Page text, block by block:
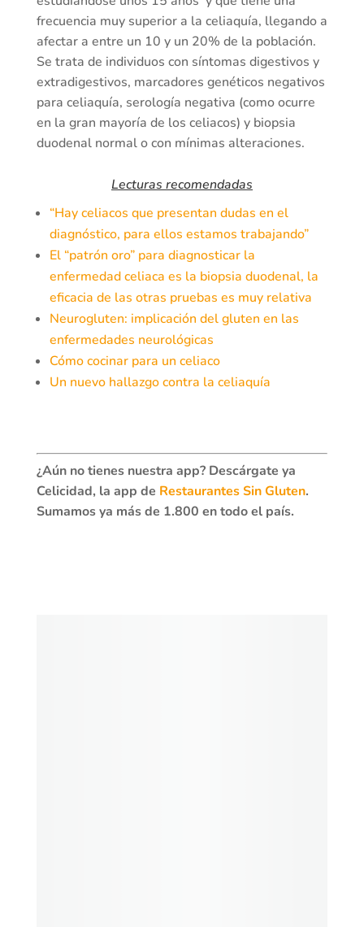
frecuencia muy superior a la celiaquía, llegando a
afectar a entre un 10 y un 20% de la población.
Se trata de individuos con síntomas digestivos y
extradigestivos, marcadores genéticos negativos
para celiaquía, serología negativa (como ocurre
en la gran mayoría de los celiacos) y biopsia
duodenal normal o con mínimas alteraciones.
Lecturas recomendadas
“Hay celiacos que presentan dudas en el
diagnóstico, para ellos estamos trabajando”
El “patrón oro” para diagnosticar la
enfermedad celiaca es la biopsia duodenal, la
eficacia de las otras pruebas es muy relativa
Neurogluten: implicación del gluten en las
enfermedades neurológicas
Cómo cocinar para un celiaco
Un nuevo hallazgo contra la celiaquía
¿Aún no tienes nuestra app? Descárgate ya
Celicidad, la app de Restaurantes Sin Gluten.
Sumamos ya más de 1.800 en todo el país.